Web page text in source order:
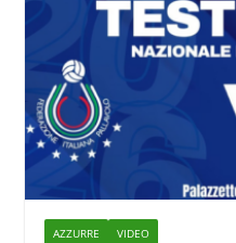
AZZURRE VIDEO